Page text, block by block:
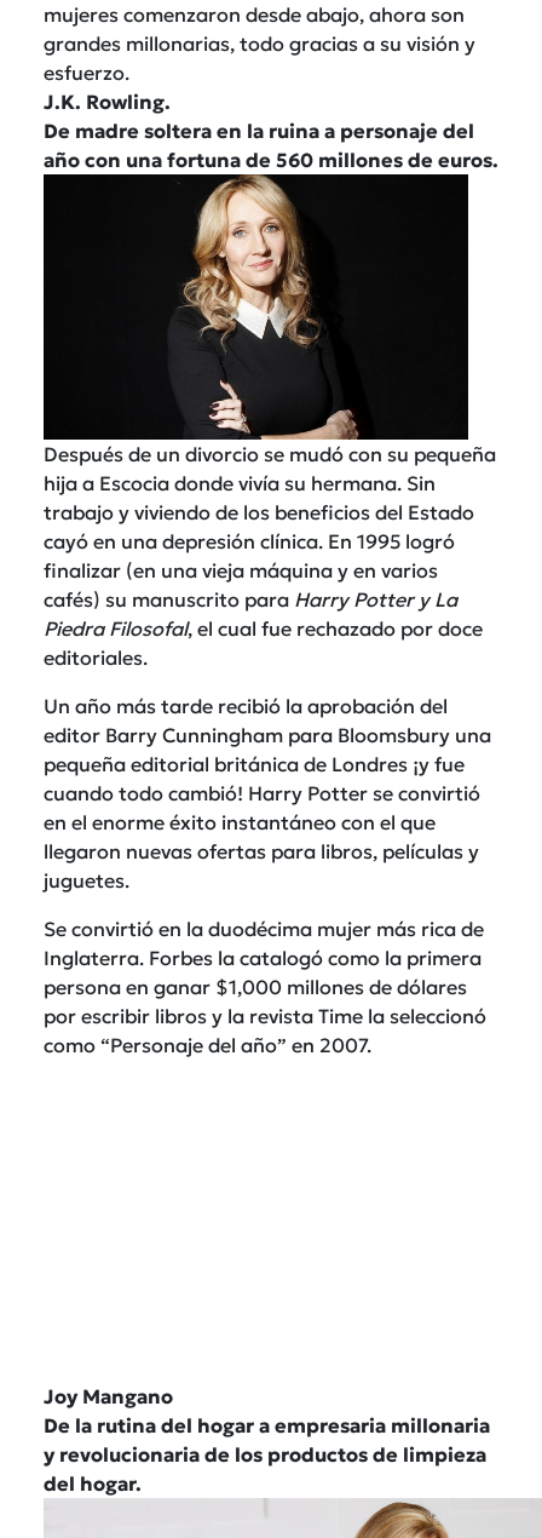
mujeres comenzaron desde abajo, ahora son
grandes millonarias, todo gracias a su visión y
esfuerzo.
J.K. Rowling.
De madre soltera en la ruina a personaje del
año con una fortuna de 560 millones de euros.
Después de un divorcio se mudó con su pequeña
hija a Escocia donde vivía su hermana. Sin
trabajo y viviendo de los beneficios del Estado
cayó en una depresión clínica. En 1995 logró
finalizar (en una vieja máquina y en varios
cafés) su manuscrito para Harry Potter y La
Piedra Filosofal, el cual fue rechazado por doce
editoriales.
Un año más tarde recibió la aprobación del
editor Barry Cunningham para Bloomsbury una
pequeña editorial británica de Londres ¡y fue
cuando todo cambió! Harry Potter se convirtió
en el enorme éxito instantáneo con el que
llegaron nuevas ofertas para libros, películas y
juguetes.
Se convirtió en la duodécima mujer más rica de
Inglaterra. Forbes la catalogó como la primera
persona en ganar $1,000 millones de dólares
por escribir libros y la revista Time la seleccionó
como “Personaje del año” en 2007.
Joy Mangano
De la rutina del hogar a empresaria millonaria
y revolucionaria de los productos de limpieza
del hogar.